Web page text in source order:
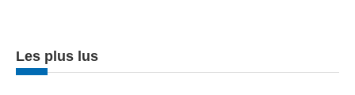
Les plus lus